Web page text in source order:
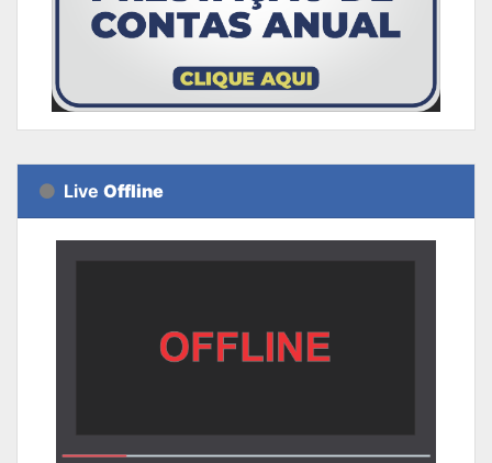
Live Offline